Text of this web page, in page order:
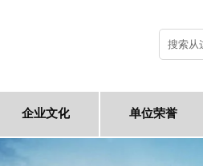
企业文化 单位荣誉